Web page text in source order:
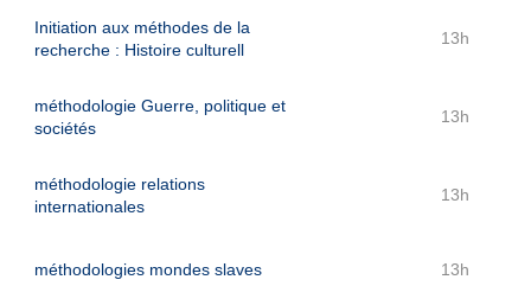
Initiation aux méthodes de la
recherche : Histoire culturell
13h
méthodologie Guerre, politique et
sociétés
13h
méthodologie relations
internationales
13h
méthodologies mondes slaves 13h